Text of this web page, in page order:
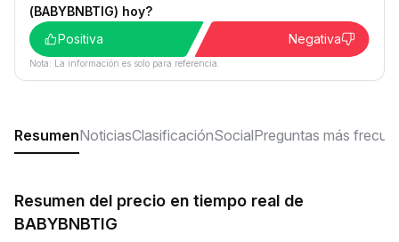
(BABYBNBTIG) hoy?
Positiva
Negativa
Nota: La información es solo para referencia.
ResumenNoticiasClasificaciónSocialPreguntas más
Resumen del precio en tiempo real de
BABYBNBTIG